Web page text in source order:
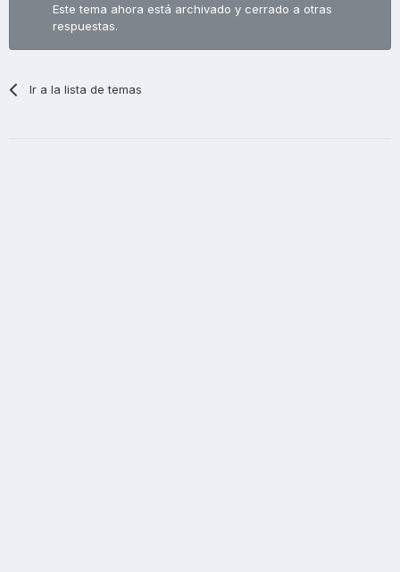
Este tema ahora está archivado y cerrado a otras
respuestas.
Ir a la lista de temas